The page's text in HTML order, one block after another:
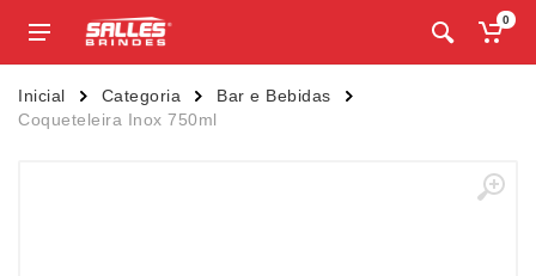
0
Inicial Categoria
Bar e Bebidas
Coqueteleira Inox 750ml